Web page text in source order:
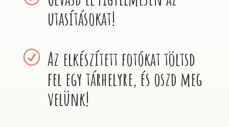
utasításokat!
R Az elkészített fotókat töltsd
fel egy tárhelyre, és oszd meg
velünk!